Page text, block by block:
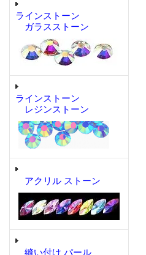
ラインストーン
ガラスストーン
ラインストーン
レジンストーン
アクリル ストーン
縫い付け パール